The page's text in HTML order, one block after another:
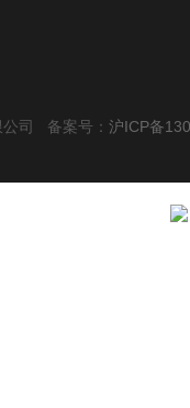
司 备案号： 沪ICP备